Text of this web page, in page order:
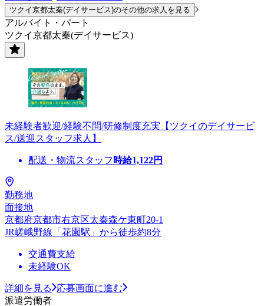
ツクイ京都太秦(デイサービス)のその他の求人を見る
アルバイト・パート
ツクイ京都太秦(デイサービス)
未経験者歓迎/経験不問/研修制度充実【ツクイのデイサービ
ス/送迎スタッフ求人】
配送・物流スタッフ 時給1,122円
勤務地
面接地
京都府京都市右京区太秦森ケ東町20-1
JR嵯峨野線「花園駅」から徒歩約8分
交通費支給
未経験OK
詳細を見る
応募画面に進む
派遣労働者